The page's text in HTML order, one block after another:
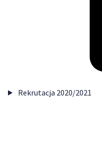
Rekrutacja 2020/2021